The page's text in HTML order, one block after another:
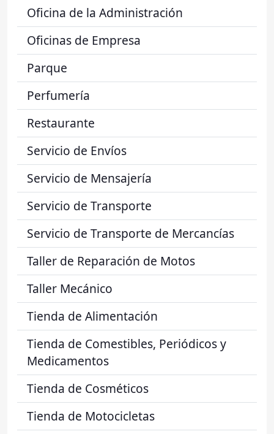
Oficina de la Administración
Oficinas de Empresa
Parque
Perfumería
Restaurante
Servicio de Envíos
Servicio de Mensajería
Servicio de Transporte
Servicio de Transporte de Mercancías
Taller de Reparación de Motos
Taller Mecánico
Tienda de Alimentación
Tienda de Comestibles, Periódicos y
Medicamentos
Tienda de Cosméticos
Tienda de Motocicletas